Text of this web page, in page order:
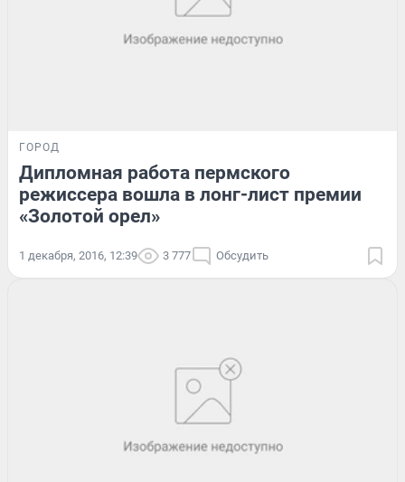
ГОРОД
Дипломная работа пермского
режиссера вошла в лонг-лист премии
«Золотой орел»
1 декабря, 2016, 12:39 3 777 Обсудить